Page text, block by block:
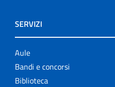
SERVIZI
Aule
Bandi e concorsi
Biblioteca